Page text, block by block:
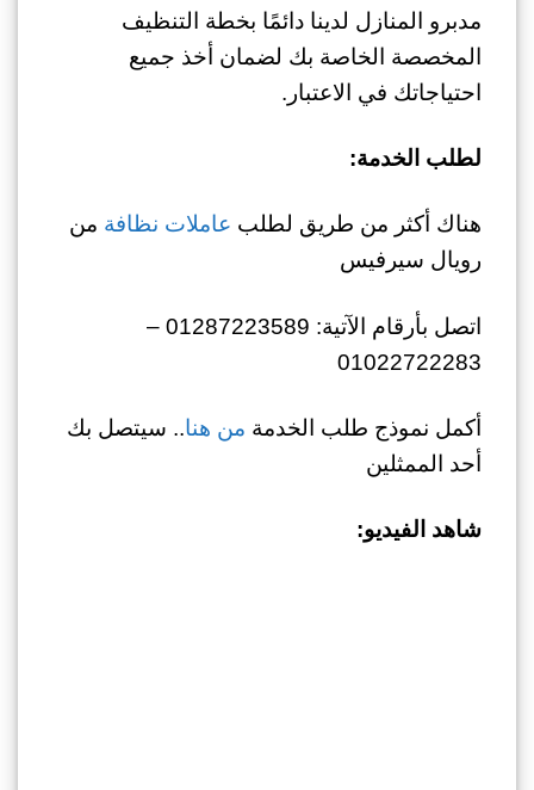
مدبرو المنازل لدينا دائمًا بخطة التنظيف
المخصصة الخاصة بك لضمان أخذ جميع
احتياجاتك في الاعتبار.
لطلب الخدمة:
هناك أكثر من طريق لطلب عاملات نظافة من
رويال سيرفيس
اتصل بأرقام الآتية: 01287223589 –
01022722283
أكمل نموذج طلب الخدمة من هنا.. سيتصل بك
أحد الممثلين
شاهد الفيديو: